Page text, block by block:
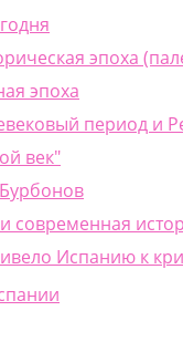
эпоха
эпоха
период и
век"
современная
Испанию к